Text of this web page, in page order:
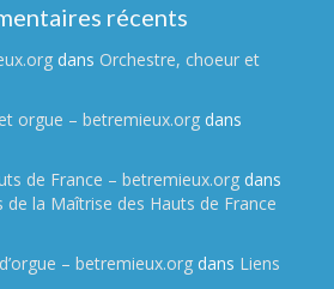
récents
dans Orchestre, choeur et
orgue – betremieux.org dans
de France – betremieux.org dans
la Maîtrise des Hauts de France
– betremieux.org dans Liens